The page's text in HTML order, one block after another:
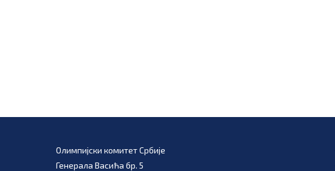
Олимпијски комитет Србије
Генерала Васића бр. 5